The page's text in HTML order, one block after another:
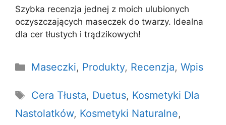
Szybka recenzja jednej z moich ulubionych
oczyszczających maseczek do twarzy. Idealna
dla cer tłustych i trądzikowych!
Kategorie
Maseczki, Produkty, Recenzja, Wpis
Tagi
Cera Tłusta, Duetus, Kosmetyki Dla
Nastolatków, Kosmetyki Naturalne,